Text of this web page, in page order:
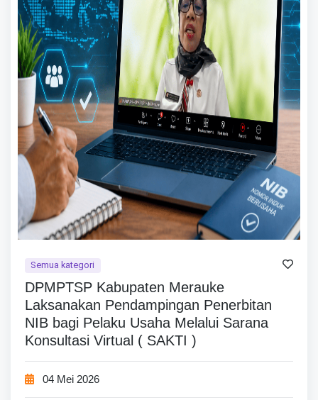
Semua kategori
DPMPTSP Kabupaten Merauke
Laksanakan Pendampingan Penerbitan
NIB bagi Pelaku Usaha Melalui Sarana
Konsultasi Virtual ( SAKTI )
04 Mei 2026